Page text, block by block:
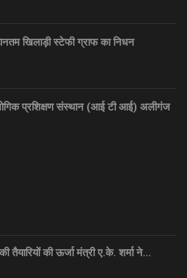
खिलाड़ी स्टेफी ग्राफ का निधन
प्रशिक्षण संस्थान (आई टी आई) अलीगंज
तैयारियों की ऊर्जा मंत्री ए.के. शर्मा ने…